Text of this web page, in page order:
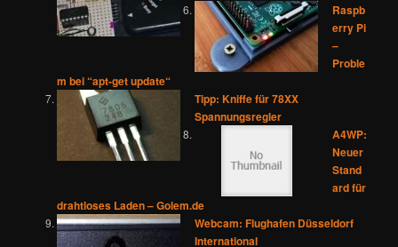
Raspb
erry Pi
–
Proble
m bei “apt-get update“
Tipp: Kniffe für 78XX
Spannungsregler
A4WP:
Neuer
Stand
ard für
drahtloses Laden – Golem.de
Webcam: Flughafen Düsseldorf
International